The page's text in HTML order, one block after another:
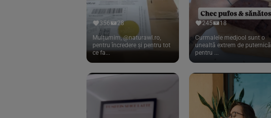
(75)
356 28
Mulțumim, @naturawl.ro,
pentru încredere și pentru tot
ce fa...
245 18
Curmalele medjool sunt o
unealtă extrem de puternică
pentru ...